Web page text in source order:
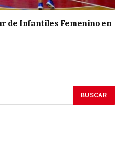
de Infantiles Femenino en